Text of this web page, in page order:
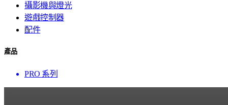
攝影機與燈光
遊戲控制器
配件
產品
PRO 系列